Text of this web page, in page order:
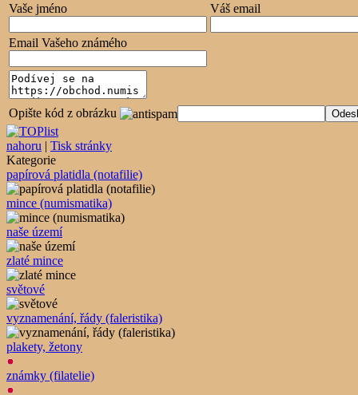
Vaše jméno Váš email
Email Vašeho známého
Opište kód z obrázku
nahoru | Tisk stránky
Kategorie
papírová platidla (notafilie)
mince (numismatika)
naše území
zlaté mince
světové
vyznamenání, řády (faleristika)
plakety, žetony
známky (filatelie)